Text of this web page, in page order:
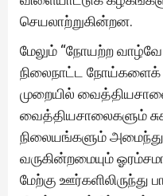
செயலாற்றுகின்றன.
மேலும் “நோயற்ற
நிலைநாட்ட
முறையில்
வைத்தியசாலைகளும்
நிலையங்களும்
வருகின்றமையும்
மேற்கு ஊர்களிலிருந்து